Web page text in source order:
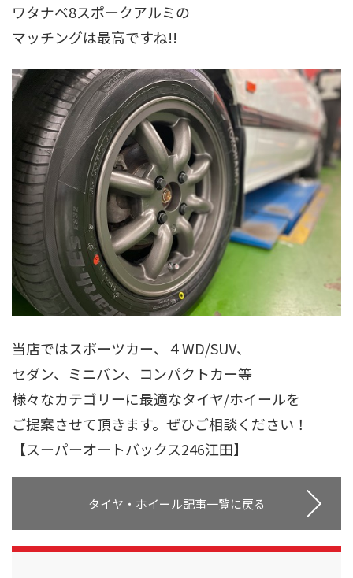
ワタナベ8スポークアルミの
マッチングは最高ですね!!
当店ではスポーツカー、４WD/SUV、
セダン、ミニバン、コンパクトカー等
様々なカテゴリーに最適なタイヤ/ホイールを
ご提案させて頂きます。 ぜひご相談ください！
【スーパーオートバックス246江田】
タイヤ・ホイール記事一覧に戻る